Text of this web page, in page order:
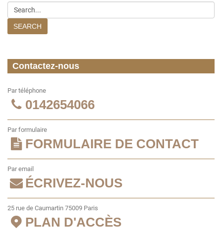
SEARCH
Contactez-nous
Par téléphone
0142654066
Par formulaire
FORMULAIRE DE CONTACT
Par email
ÉCRIVEZ-NOUS
25 rue de Caumartin 75009 Paris
PLAN D'ACCÈS